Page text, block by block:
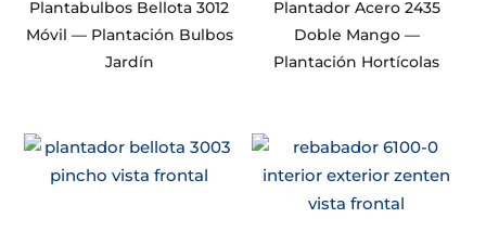
Plantabulbos Bellota 3012
Móvil — Plantación Bulbos
Jardín
Plantador Acero 2435
Doble Mango —
Plantación Hortícolas